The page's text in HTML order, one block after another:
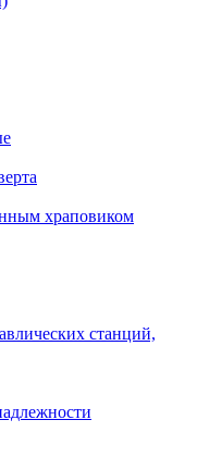
храповиком
станций,